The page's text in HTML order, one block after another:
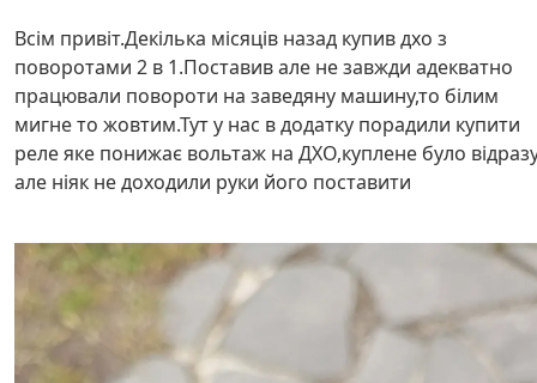
Всім привіт.Декілька місяців назад купив дхо з
поворотами 2 в 1.Поставив але не завжди адекватно
працювали повороти на заведяну машину,то білим
мигне то жовтим.Тут у нас в додатку порадили купити
реле яке понижає вольтаж на ДХО,куплене було
але ніяк не доходили руки його поставити